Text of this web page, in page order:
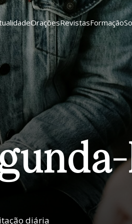
OraçõesRevistasFormação
diária